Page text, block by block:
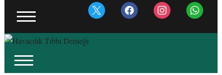
x facebook instagram whatsapp